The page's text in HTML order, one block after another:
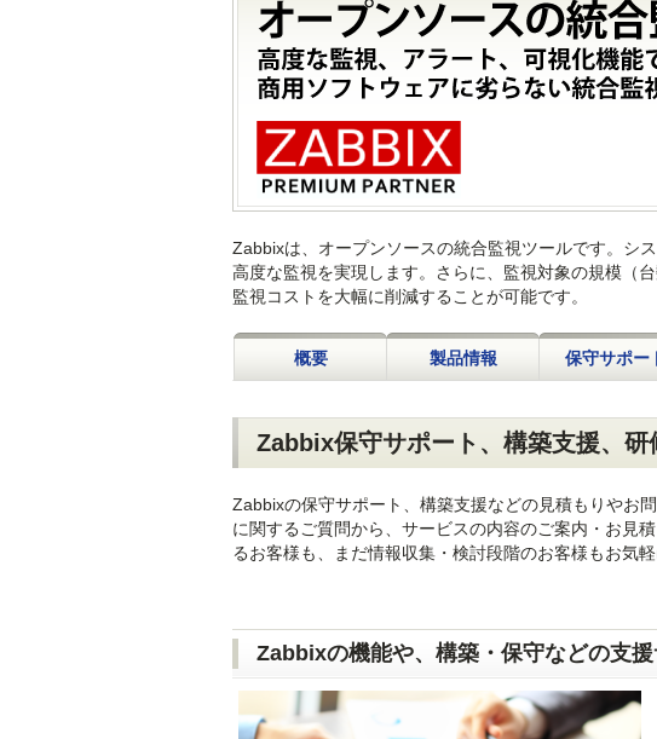
Zabbixは、オープンソースの統合監視ツールです。シ
高度な監視を実現します。さらに、監視対象の規模（
監視コストを大幅に削減することが可能です。
概要 製品情報 保守サポー
Zabbix保守サポート、構築支援、
Zabbixの保守サポート、構築支援などの見積もりやお
に関するご質問から、サービスの内容のご案内・お見
るお客様も、まだ情報収集・検討段階のお客様もお気軽
Zabbixの機能や、構築・保守などの支